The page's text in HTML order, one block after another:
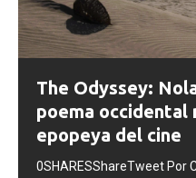
The Odyssey:
poema occidental
epopeya del cine